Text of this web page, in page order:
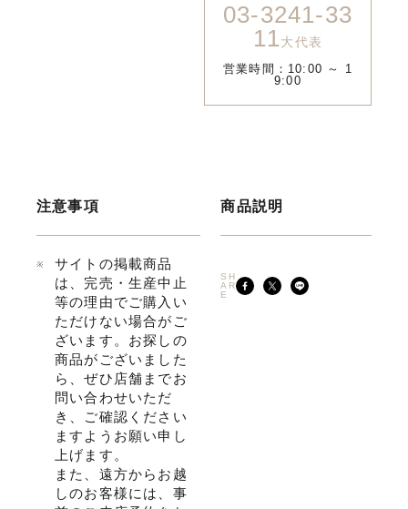
03-3241-33
11大代表
営業時間：10:00 ～ 1
9:00
注意事項
サイトの掲載商品
は、完売・生産中止
等の理由でご購入い
ただけない場合がご
ざいます。お探しの
商品がございました
ら、ぜひ店舗までお
問い合わせいただ
き、ご確認ください
ますようお願い申し
上げます。
また、遠方からお越
しのお客様には、事
商品説明
SH
AR
E